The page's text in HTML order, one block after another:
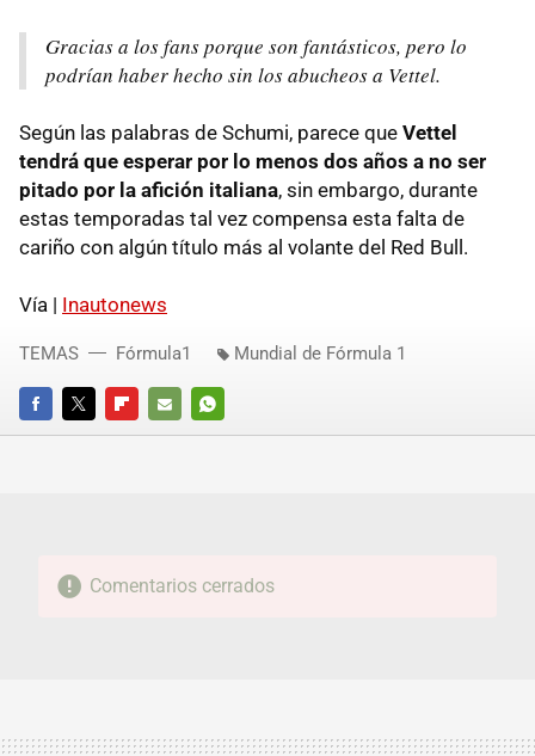
Gracias a los fans porque son fantásticos, pero lo
podrían haber hecho sin los abucheos a Vettel.
Según las palabras de Schumi, parece que Vettel
tendrá que esperar por lo menos dos años a no ser
pitado por la afición italiana, sin embargo, durante
estas temporadas tal vez compensa esta falta de
cariño con algún título más al volante del Red Bull.
Vía | Inautonews
FACEBOOKTWITTERFLIPBOARD
E-
WHATSAPP
TEMAS Fórmula1 Mundial de Fórmula 1
Comentarios cerrados